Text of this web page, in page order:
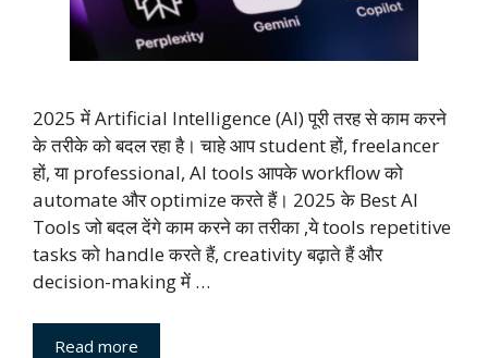
2025 में Artificial Intelligence (AI) पूरी तरह से काम करने
के तरीके को बदल रहा है। चाहे आप student हों, freelancer
हों, या professional, AI tools आपके workflow को
automate और optimize करते हैं। 2025 के Best AI
Tools जो बदल देंगे काम करने का तरीका ,ये tools repetitive
tasks को handle करते हैं, creativity बढ़ाते हैं और
decision-making में …
Read more